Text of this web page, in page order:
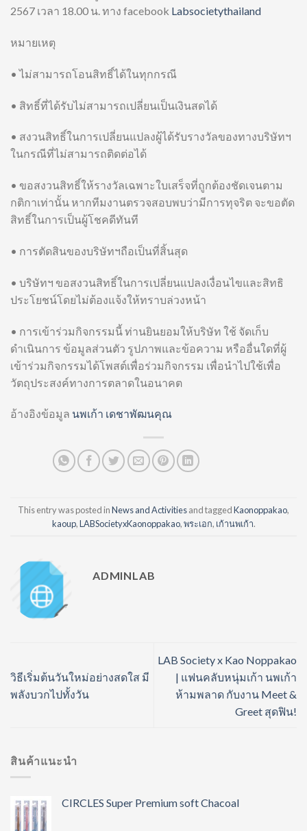
2567 เวลา 18.00 น. ทาง facebook Labsocietythailand
หมายเหตุ
• ไม่สามารถโอนสิทธิ์ได้ในทุกกรณี
• สิทธิ์ที่ได้รับไม่สามารถเปลี่ยนเป็นเงินสดได้
• สงวนสิทธิ์ในการเปลี่ยนแปลงผู้ได้รับรางวัลของทางบริษัทฯ
ในกรณีที่ไม่สามารถติดต่อได้
• ขอสงวนสิทธิ์ให้รางวัลเฉพาะใบเสร็จที่ถูกต้องชัดเจนตาม
กติกาเท่านั้น หากทีมงานตรวจสอบพบว่ามีการทุจริต จะขอตัด
สิทธิ์ในการเป็นผู้โชคดีทันที
• การตัดสินของบริษัทฯถือเป็นที่สิ้นสุด
• บริษัทฯ ขอสงวนสิทธิ์ในการเปลี่ยนแปลงเงื่อนไขและสิทธิ
ประโยชน์โดยไม่ต้องแจ้งให้ทราบล่วงหน้า
• การเข้าร่วมกิจกรรมนี้ ท่านยินยอมให้บริษัท ใช้ จัดเก็บ
ดำเนินการ ข้อมูลส่วนตัว รูปภาพและข้อความ หรืออื่นใดที่ผู้
เข้าร่วมกิจกรรมได้โพสต์เพื่อร่วมกิจกรรม เพื่อนำไปใช้เพื่อ
วัตถุประสงค์ทางการตลาดในอนาคต
อ้างอิงข้อมูล นพเก้า เดชาพัฒนคุณ
This entry was posted inNews and Activitiesand taggedKaonoppakao,
kaoup,LABSocietyxKaonoppakao,พระเอก, เก้านพเก้า.
ADMINLAB
วิธีเริ่มต้นวันใหม่อย่างสดใส มี
พลังบวกไปทั้งวัน
LAB Society x Kao Noppakao
| แฟนคลับหนุ่มเก้า นพเก้า
ห้ามพลาด กับงาน Meet &
Greet สุดฟิน!
สินค้าแนะนำ
CIRCLES Super Premium soft Chacoal